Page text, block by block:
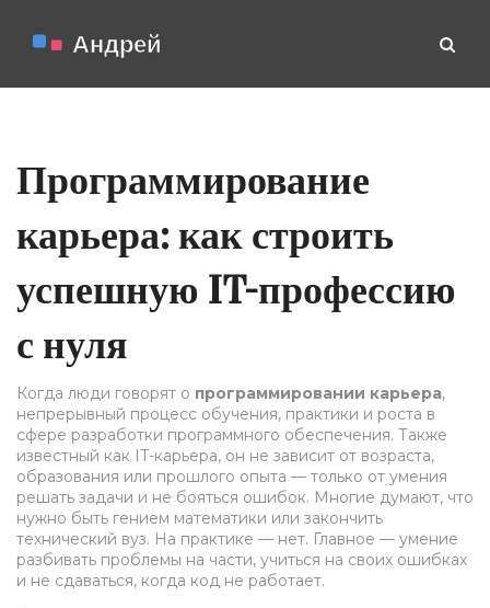
Программирование
карьера: как строить
успешную IT-профессию
с нуля
Когда люди говорят о программировании карьера,
непрерывный процесс обучения, практики и роста в
сфере разработки программного обеспечения. Также
известный как IT-карьера, он не зависит от возраста,
образования или прошлого опыта — только от умения
решать задачи и не бояться ошибок. Многие думают, что
нужно быть гением математики или закончить
технический вуз. На практике — нет. Главное — умение
разбивать проблемы на части, учиться на своих ошибках
и не сдаваться, когда код не работает.